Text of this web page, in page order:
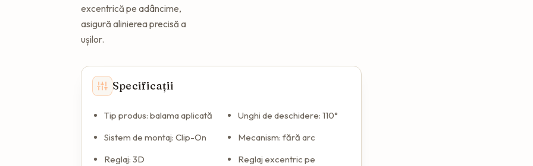
excentrică pe adâncime,
asigură alinierea precisă a
ușilor.
Specificații
Tip produs: balama aplicată
Unghi de deschidere: 110°
Sistem de montaj: Clip-On
Mecanism: fără arc
Reglaj: 3D
Reglaj excentric pe